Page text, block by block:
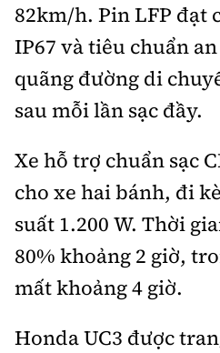
82km/h. Pin LFP đạt
IP67 và tiêu chuẩn
quãng đường di
sau mỗi lần sạc đầy.
Xe hỗ trợ chuẩn sạc
cho xe hai bánh, đi
suất 1.200 W. Thời
80% khoảng 2 giờ,
mất khoảng 4 giờ.
Honda UC3 được